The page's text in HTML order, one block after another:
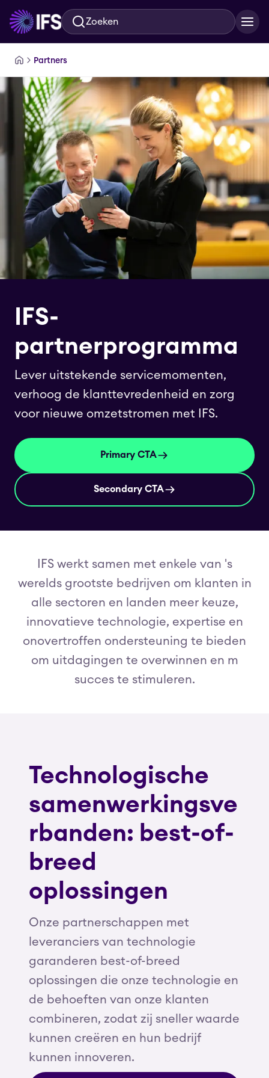
Ga naar hoofdinhoudZoeken
Partners
IFS-
partnerprogramma
Lever uitstekende servicemomenten,
verhoog de klanttevredenheid en zorg
voor nieuwe omzetstromen met IFS.
Primary CTA
Secondary CTA
IFS werkt samen met enkele van 's
werelds grootste bedrijven om klanten in
alle sectoren en landen meer keuze,
innovatieve technologie, expertise en
onovertroffen ondersteuning te bieden
om uitdagingen te overwinnen en m
succes te stimuleren.
Technologische
samenwerkingsve
rbanden: best-of-
breed
oplossingen
Onze partnerschappen met
leveranciers van technologie
garanderen best-of-breed
oplossingen die onze technologie en
de behoeften van onze klanten
combineren, zodat zij sneller waarde
kunnen creëren en hun bedrijf
kunnen innoveren.